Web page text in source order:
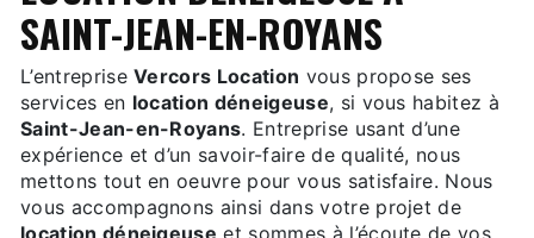
SAINT-JEAN-EN-ROYANS
L’entrepriseVercors Location vous propose ses
services en location déneigeuse, si vous habitez à
Saint-Jean-en-Royans. Entreprise usant d’une
expérience et d’un savoir-faire de qualité, nous
mettons tout en oeuvre pour vous satisfaire. Nous
vous accompagnons ainsi dans votre projet de